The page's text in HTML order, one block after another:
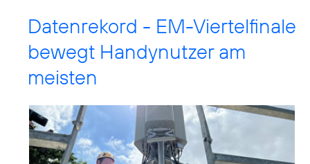
Datenrekord - EM-Viertelfinale
bewegt Handynutzer am
meisten